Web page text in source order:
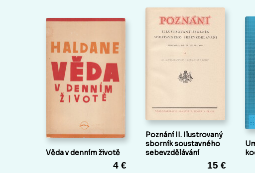
Věda v denním životě
4 €
Poznání II. Ilustrovaný
sborník soustavného
sebevzdělávání
15 €